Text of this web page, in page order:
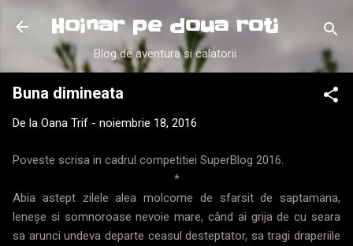
Treceți la conținutul principal
Hoinar pe doua roti
Blog de aventura si calatorii
Buna dimineata
De la Oana Trif - noiembrie 18, 2016
Poveste scrisa in cadrul competitiei SuperBlog 2016.
*
Abia astept zilele alea molcome de sfarsit de saptamana,
leneșe si somnoroase nevoie mare, când ai grija de cu seara
sa arunci undeva departe ceasul desteptator, sa tragi draperiile